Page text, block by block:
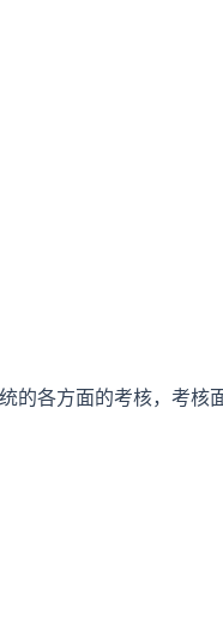
各方面的考核，考核